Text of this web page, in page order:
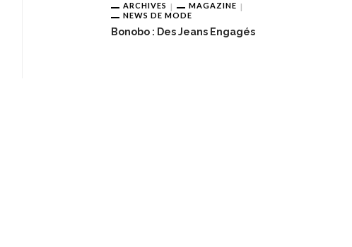
ARCHIVES
MAGAZINE
NEWS DE MODE
Bonobo : Des Jeans Engagés